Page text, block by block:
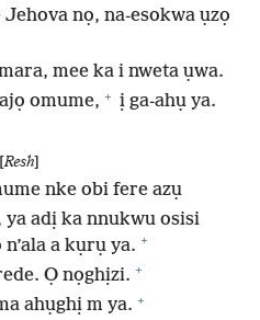
Jehova nọ, na-esokwa ụzọ
mee ka i nweta ụwa.
omume, + ị ga-ahụ ya.
ר [Resh
nke obi fere azụ
ya adị ka nnukwu osisi
a kụrụ ya. +
Ọ nọghịzi. +
ahụghị m ya. +